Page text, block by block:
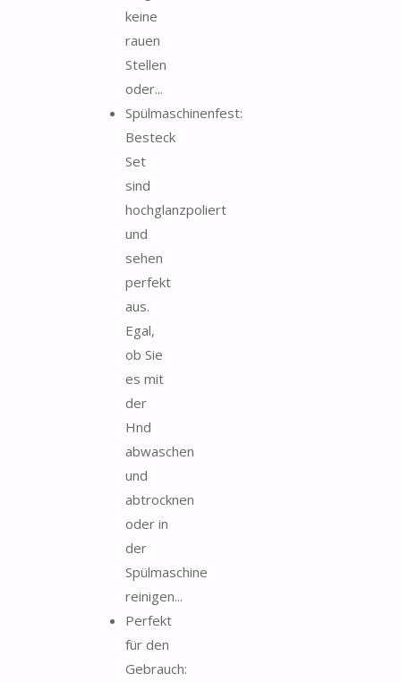
keine
rauen
Stellen
oder...
Spülmaschinenfest:
Besteck
Set
sind
hochglanzpoliert
und
sehen
perfekt
aus.
Egal,
ob Sie
es mit
der
Hnd
abwaschen
und
abtrocknen
oder in
der
Spülmaschine
reinigen...
Perfekt
für den
Gebrauch: